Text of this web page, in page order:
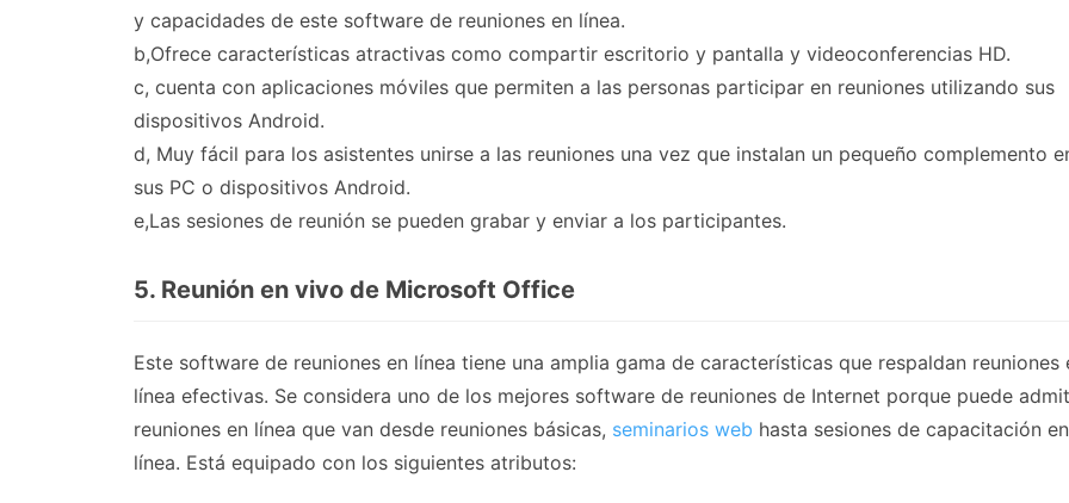
y capacidades de este software de reuniones en línea.
b,Ofrece características atractivas como compartir escritorio y pantalla y videoconferencias HD.
c, cuenta con aplicaciones móviles que permiten a las personas participar en reuniones utilizando sus
dispositivos Android.
d, Muy fácil para los asistentes unirse a las reuniones una vez que instalan un pequeño complemento
sus PC o dispositivos Android.
e,Las sesiones de reunión se pueden grabar y enviar a los participantes.
5. Reunión en vivo de Microsoft Office
Este software de reuniones en línea tiene una amplia gama de características que respaldan reuniones
línea efectivas. Se considera uno de los mejores software de reuniones de Internet porque puede
reuniones en línea que van desde reuniones básicas, seminarios web hasta sesiones de capacitación en
línea. Está equipado con los siguientes atributos: